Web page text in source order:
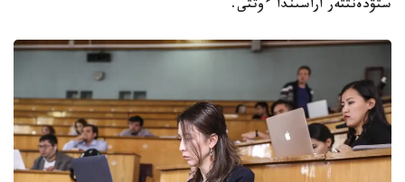
ستۋدەنتتەر اراسىندا ءوتتى.